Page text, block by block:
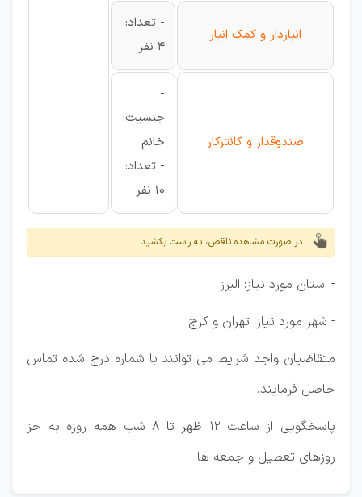
انباردار و کمک انبار
- تعداد:
4 نفر
صندوقدار و کانترکار
-
جنسیت:
خانم
- تعداد:
10 نفر
در صورت مشاهده ناقص، به راست بکشید
- استان مورد نیاز: البرز
- شهر مورد نیاز: تهران و کرج
متقاضیان واجد شرایط می توانند با شماره درج شده تماس
حاصل فرمایند.
پاسخگویی از ساعت 12 ظهر تا 8 شب همه روزه به جز
روزهای تعطیل و جمعه ها